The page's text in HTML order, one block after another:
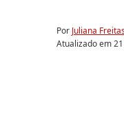
Por Juliana
Atualizado em